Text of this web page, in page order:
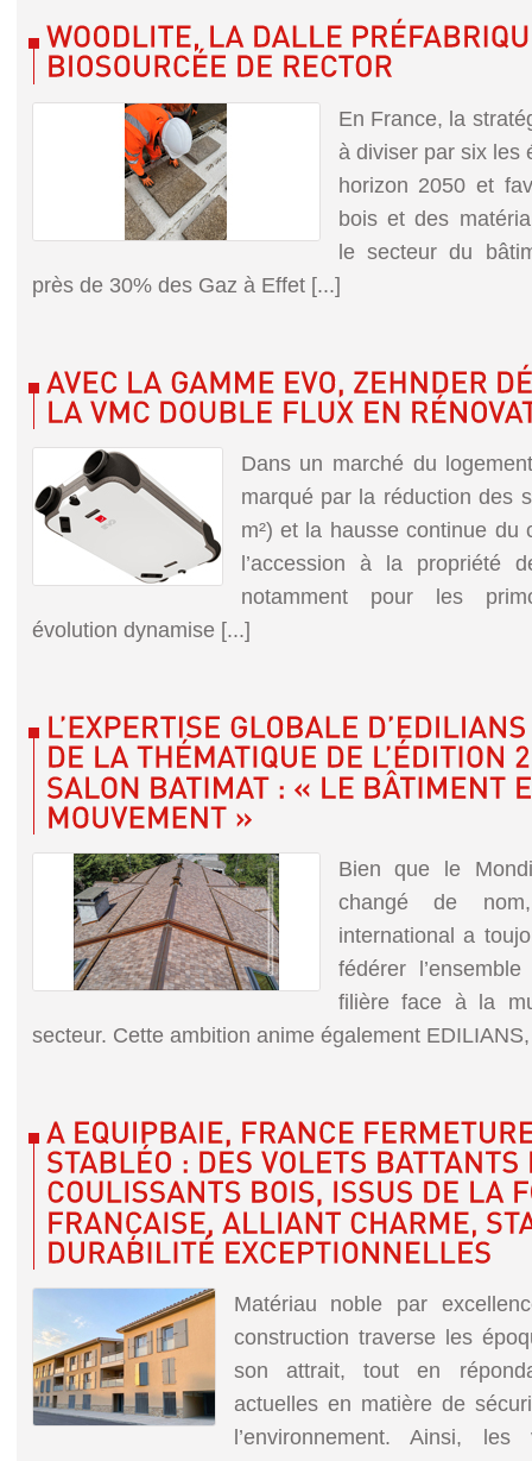
En France, la
à diviser par six les
horizon 2050 et
bois et des
le secteur du
près de 30% des Gaz à Effet [...]
Dans un marché du
marqué par la réduction des
m²) et la hausse continue du
l’accession à la propriété
notamment pour les
évolution dynamise [...]
Bien que le
changé de
international a
fédérer
filière face à la
secteur. Cette ambition anime également EDILIANS,
Matériau noble par
construction traverse les
son attrait, tout en
actuelles en matière de
l’environnement. Ainsi,